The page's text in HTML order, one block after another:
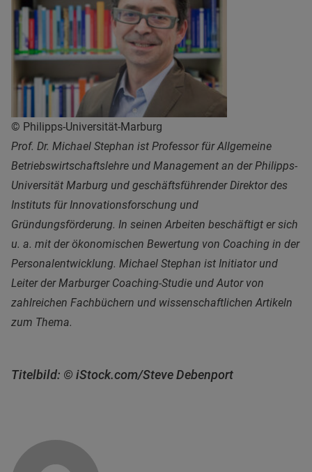
© Philipps-Universität-Marburg
Prof. Dr. Michael Stephan ist Professor für Allgemeine
Betriebswirtschaftslehre und Management an der Philipps-
Universität Marburg und geschäftsführender Direktor des
Instituts für Innovationsforschung und
Gründungsförderung. In seinen Arbeiten beschäftigt er sich
u. a. mit der ökonomischen Bewertung von Coaching in der
Personalentwicklung. Michael Stephan ist Initiator und
Leiter der Marburger Coaching-Studie und Autor von
zahlreichen Fachbüchern und wissenschaftlichen Artikeln
zum Thema.
Titelbild: © iStock.com/Steve Debenport